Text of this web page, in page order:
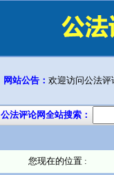
网站公告： 欢迎访问公法评
公法评论网全站搜索：
您现在的位置 :